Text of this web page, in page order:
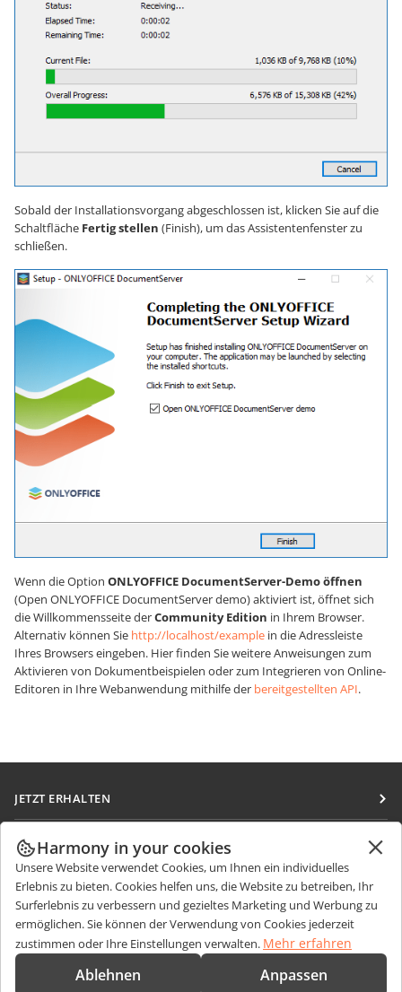
Sobald der Installationsvorgang abgeschlossen ist, klicken Sie auf die
Schaltfläche Fertig stellen (Finish), um das Assistentenfenster zu
schließen.
Wenn die Option ONLYOFFICE DocumentServer-Demo öffnen
(Open ONLYOFFICE DocumentServer demo) aktiviert ist, öffnet sich
die Willkommensseite derCommunity Edition in Ihrem Browser.
Alternativ können Sie http://localhost/example in die Adressleiste
Ihres Browsers eingeben. Hier finden Sie weitere Anweisungen zum
Aktivieren von Dokumentbeispielen oder zum Integrieren von Online-
Editoren in Ihre Webanwendung mithilfe der bereitgestellten API.
JETZT ERHALTEN
Docs
DocSpace
Workspace
Integrations-Apps
Desktop-Apps
Mobile Apps
ZUSAMMENARBEITEN
Für Mitwirkende
Für Übersetzer
Für Influencer
Stellenangebote
NACHRICHTEN ERHALTEN
Blog
HILFE ERHALTEN
Forum
Harmony in your cookies
Unsere Website verwendet Cookies, um Ihnen ein individuelles
Erlebnis zu bieten. Cookies helfen uns, die Website zu betreiben, Ihr
Surferlebnis zu verbessern und gezieltes Marketing und Werbung zu
ermöglichen. Sie können der Verwendung von Cookies jederzeit
zustimmen oder Ihre Einstellungen verwalten. Mehr erfahren
Ablehnen Anpassen